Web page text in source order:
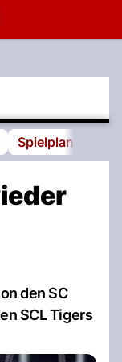
Spielplan
den SC
SCL Tigers